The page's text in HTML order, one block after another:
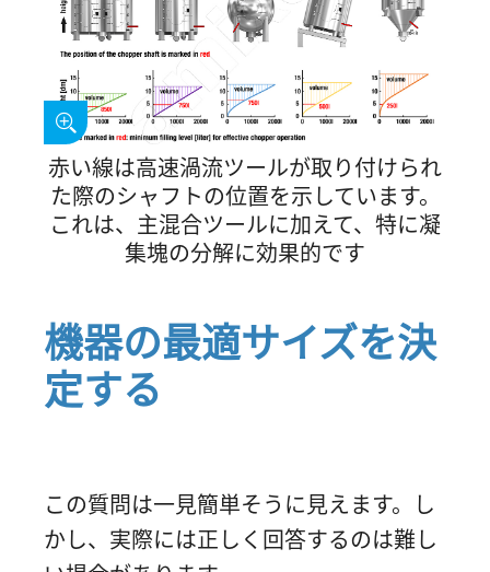
赤い線は高速渦流ツールが取り付けられ
た際のシャフトの位置を示しています。
これは、主混合ツールに加えて、特に凝
集塊の分解に効果的です
機器の最適サイズを決
定する
この質問は一見簡単そうに見えます。し
かし、実際には正しく回答するのは難し